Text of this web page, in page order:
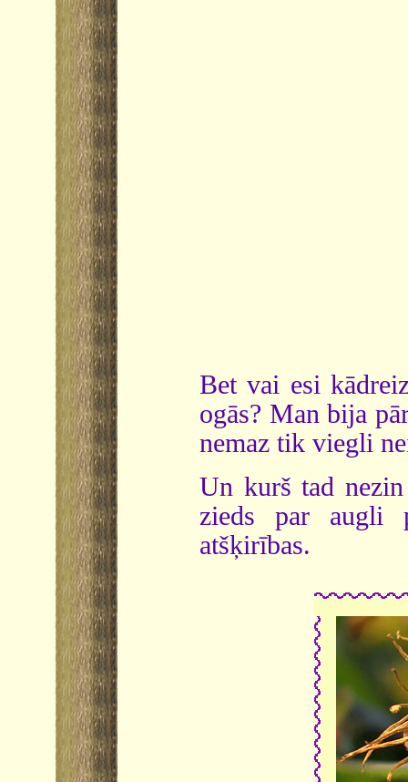
Bet vai esi
ogās? Man bija
nemaz tik viegli
Un kurš tad
zieds par augli
atšķirības.